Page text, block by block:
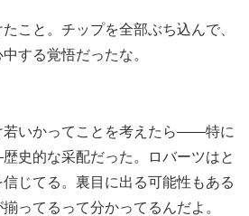
こと。チップを全部ぶち込んで、
する覚悟だったな。
若いかってことを考えたら――特に
史的な采配だった。ロバーツはと
じてる。裏目に出る可能性もある
ってるって分かってるんだよ。